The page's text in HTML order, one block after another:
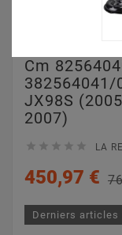
Cm
382564041/
JX98S
2007)
     LA
450,97 €
Derniers articles